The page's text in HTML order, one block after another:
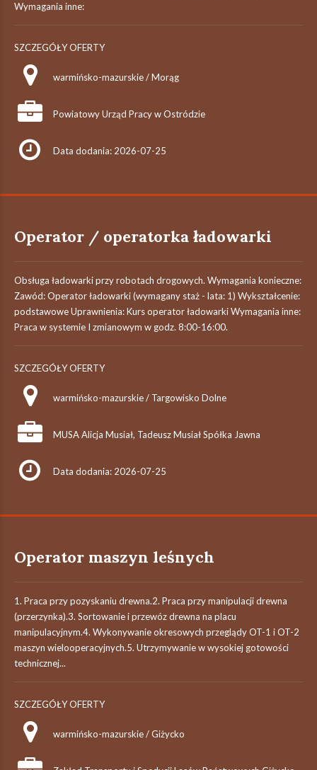
Wymagania inne:
SZCZEGÓŁY OFERTY
warmińsko-mazurskie / Morąg
Powiatowy Urząd Pracy w Ostródzie
Data dodania: 2026-07-25
Operator / operatorka ładowarki
Obsługa ładowarki przy robotach drogowych. Wymagania konieczne:
Zawód: Operator ładowarki (wymagany staż - lata: 1) Wykształcenie:
podstawowe Uprawnienia: Kurs operator ładowarki Wymagania inne:
Praca w systemie I zmianowym w godz. 8:00-16:00.
SZCZEGÓŁY OFERTY
warmińsko-mazurskie / Targowisko Dolne
MUSA Alicja Musiał, Tadeusz Musiał Spółka Jawna
Data dodania: 2026-07-25
Operator maszyn leśnych
1. Praca przy pozyskaniu drewna.2. Praca przy manipulacji drewna
(przerzynka).3. Sortowanie i przewóz drewna na placu
manipulacyjnym.4. Wykonywanie okresowych przeglądy OT-1 i OT-2
maszyn wielooperacyjnych.5. Utrzymywanie w wysokiej gotowości
technicznej...
SZCZEGÓŁY OFERTY
warmińsko-mazurskie / Giżycko